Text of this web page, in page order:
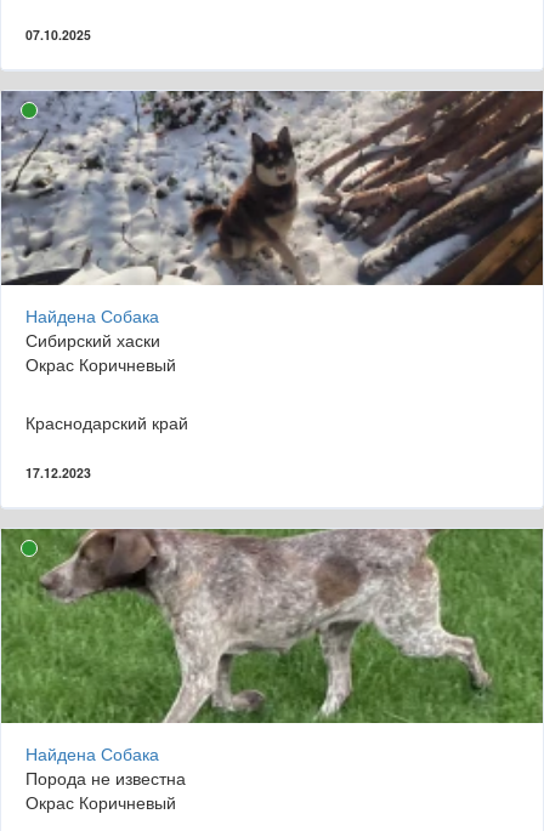
07.10.2025
Найдена Собака
Сибирский хаски
Окрас Коричневый
Краснодарский край
17.12.2023
Найдена Собака
Порода не известна
Окрас Коричневый